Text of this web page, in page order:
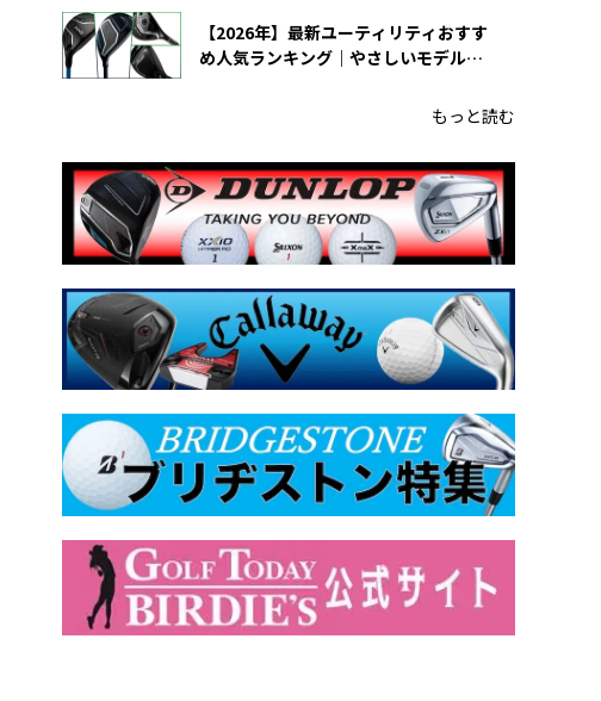
【2026年】最新ユーティリティおすす
め人気ランキング｜やさしいモデルの
もっと読む